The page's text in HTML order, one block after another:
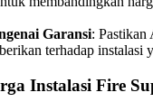
Garansi: Pastikan
terhadap instalasi
Instalasi Fire